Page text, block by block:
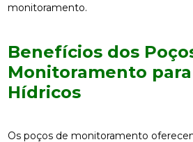
monitoramento.
Benefícios dos
Monitoramento
Hídricos
Os poços de monitoramento